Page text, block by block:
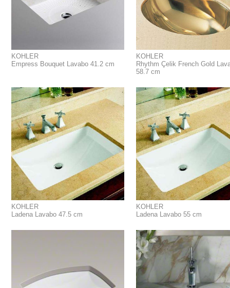
KOHLER
Empress Bouquet Lavabo 41.2 cm
KOHLER
Rhythm Çelik French Gold
58.7 cm
KOHLER
Ladena Lavabo 47.5 cm
KOHLER
Ladena Lavabo 55 cm